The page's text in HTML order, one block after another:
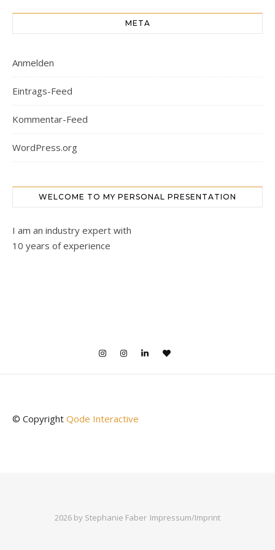
META
Anmelden
Eintrags-Feed
Kommentar-Feed
WordPress.org
WELCOME TO MY PERSONAL PRESENTATION
I am an industry expert with
10 years of experience
© Copyright Qode Interactive
2026 by Stephanie Faber Impressum/Imprint